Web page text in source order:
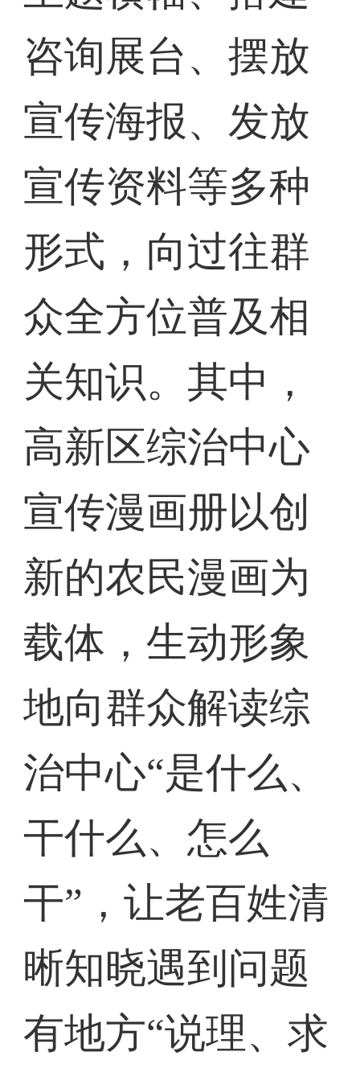
咨询展台、摆放
宣传海报、发放
宣传资料等多种
形式，向过往群
众全方位普及相
关知识。其中，
高新区综治中心
宣传漫画册以创
新的农民漫画为
载体，生动形象
地向群众解读综
治中心“是什么、
干什么、怎么
干”，让老百姓清
晰知晓遇到问题
有地方“说理、求